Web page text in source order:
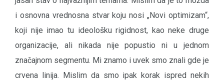
i osnovna vrednosna stvar koju nosi „Novi optimizam“,
koji nije imao tu ideološku rigidnost, kao neke druge
organizacije, ali nikada nije popustio ni u jednom
značajnom segmentu. Mi znamo i uvek smo znali gde je
crvena linija. Mislim da smo ipak korak ispred nekih